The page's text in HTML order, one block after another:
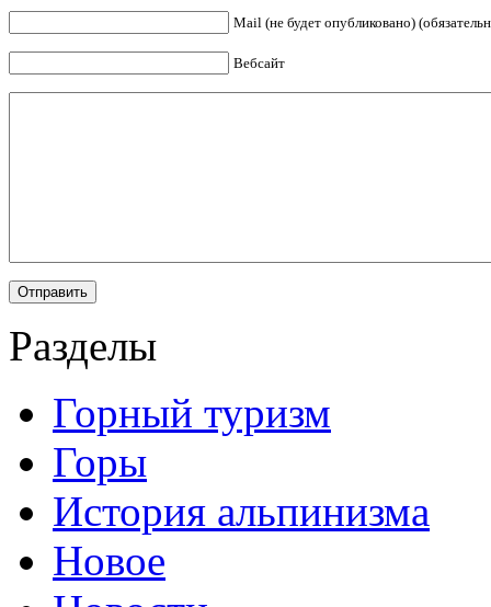
Mail (не будет опубликовано)
Вебсайт
Разделы
Горный туризм
Горы
История альпинизма
Новое